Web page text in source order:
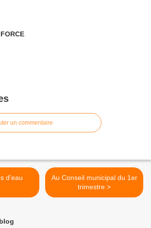
un commentaire
d'eau
Au Conseil municipal du 1er
trimestre >